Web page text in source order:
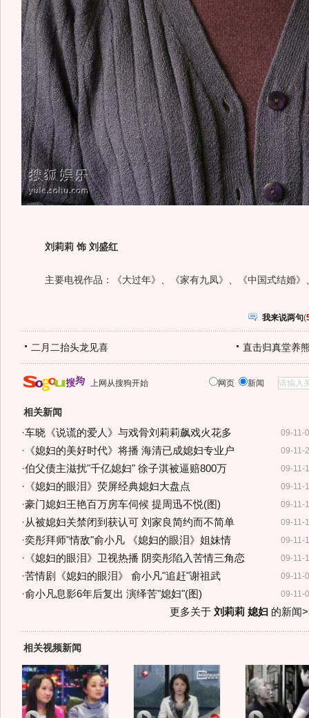
刘莉莉 饰 刘盛红
主要电视作品：《大过年》、《家有九凤》、《中国式结婚》
我来说两句(
二月二抬头龙见喜 直击归真堂养
上网从搜狗开始 网页 新闻
相关新闻
09-11-
·车晓《说谎的爱人》与戏骨刘莉莉飙戏火花多
09-11-
· 《媳妇的美好时代》将播 海清已成媳妇专业户
09-11-
·伯父债主滋扰"千亿媳妇" 徐子淇被逼赔800万
09-11-
· 《媳妇的眼泪》荧屏经典媳妇大盘点
09-11-
·豪门媳妇王艳百万房车伺候 提周迅不悦(图)
09-11-
·从被媳妇关禁闭到获认可 刘家良简约而不简单
09-11-
·奕彤拜师"情敌"俞小凡 《媳妇的眼泪》姐妹情
09-11-
· 《媳妇的眼泪》卫视热播 阴奕彤陷入苦情三角恋
09-11-
·苦情剧《媳妇的眼泪》 俞小凡"追赶"谢祖武
09-11-
·俞小凡息影6年后复出 演绎苦"媳妇"(图)
更多关于 刘莉莉 媳妇 的新闻
相关视频新闻